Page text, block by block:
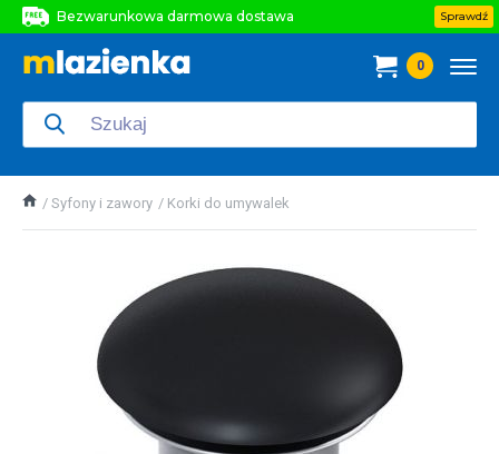
Bezwarunkowa darmowa dostawa
Bezwarunkowa darmowa dostawa
Sprawdź
0
Syfony i zawory Korki do umywalek